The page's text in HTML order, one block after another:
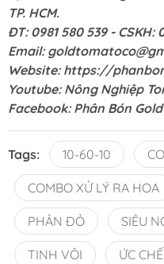
TP. HCM.
ĐT: 0981 580 539 - CSKH:
Email:
Website: https://
Youtube: Nông Nghiệp
Facebook: Phân Bón
Tags: 10-60-10
COMBO XỬ LÝ RA HOA
PHÂN ĐỎ SIÊU
TINH VÔI ỨC